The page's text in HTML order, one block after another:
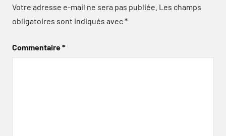
Votre adresse e-mail ne sera pas publiée. Les champs
obligatoires sont indiqués avec*
Commentaire*